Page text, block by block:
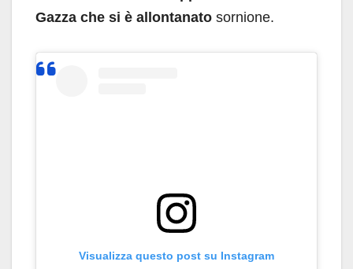
Gazza che si è allontanato sornione.
Visualizza questo post su Instagram